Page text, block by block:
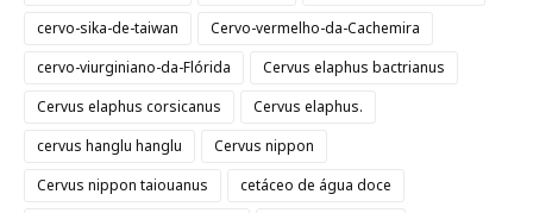
cervo-sika-de-taiwan
Cervo-vermelho-da-Cachemira
cervo-viurginiano-da-Flórida
Cervus elaphus bactrianus
Cervus elaphus corsicanus
Cervus elaphus.
cervus hanglu hanglu
Cervus nippon
Cervus nippon taiouanus
cetáceo de água doce